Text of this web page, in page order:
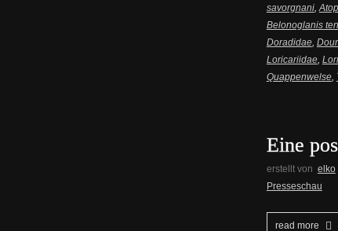
savorgnani,
Belonoglanis
Doradidae,
Loricariidae,
Quappenwelse,
Eine
erstellt von elko
Presseschau
read more